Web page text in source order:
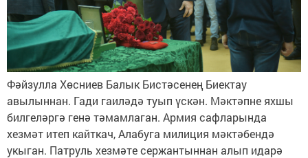
Фәйзулла Хөсниев Балык Бистәсенең Биектау
авылыннан. Гади гаиләдә туып үскән. Мәктәпне яхшы
билгеләргә генә тәмамлаган. Армия сафларында
хезмәт итеп кайткач, Алабуга милиция мәктәбендә
укыган. Патруль хезмәте сержантыннан алып идарә